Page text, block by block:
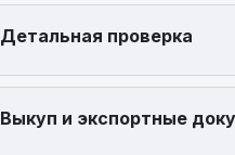
Детальная проверка
Выкуп и экспортные